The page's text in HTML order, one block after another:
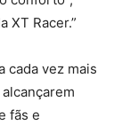
XT Racer.”
cada vez mais
fãs e